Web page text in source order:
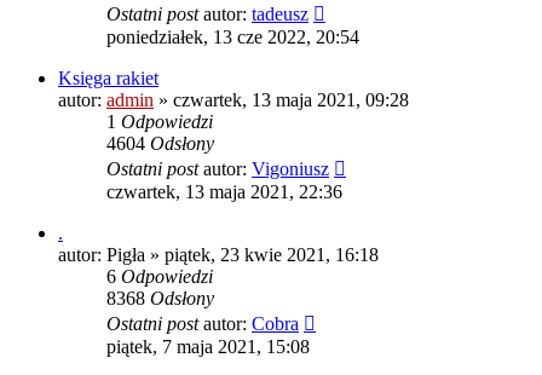
Ostatni postautor: tadeusz
poniedziałek, 13 cze 2022, 20:54
Księga rakiet
autor: admin » czwartek, 13 maja 2021, 09:28
1 Odpowiedzi
4604 Odsłony
Ostatni postautor: Vigoniusz
czwartek, 13 maja 2021, 22:36
.
autor: Pigła » piątek, 23 kwie 2021, 16:18
6 Odpowiedzi
8368 Odsłony
Ostatni postautor: Cobra
piątek, 7 maja 2021, 15:08